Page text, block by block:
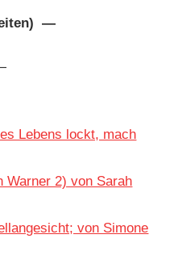
—
Lebens lockt, mach
Warner 2) von Sarah
von Simone